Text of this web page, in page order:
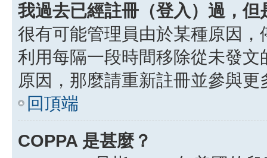
我過去已經註冊（登入）過，
很有可能管理員由於某種原因
利用每隔一段時間移除從未發
原因，那麼請重新註冊並參與更
回頂端
COPPA 是甚麼？